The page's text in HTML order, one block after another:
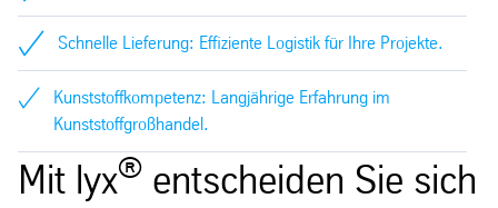
Schnelle Lieferung: Effiziente Logistik für Ihre Projekte.
Kunststoffkompetenz: Langjährige Erfahrung im
Kunststoffgroßhandel.
Mit lyx® entscheiden Sie sich